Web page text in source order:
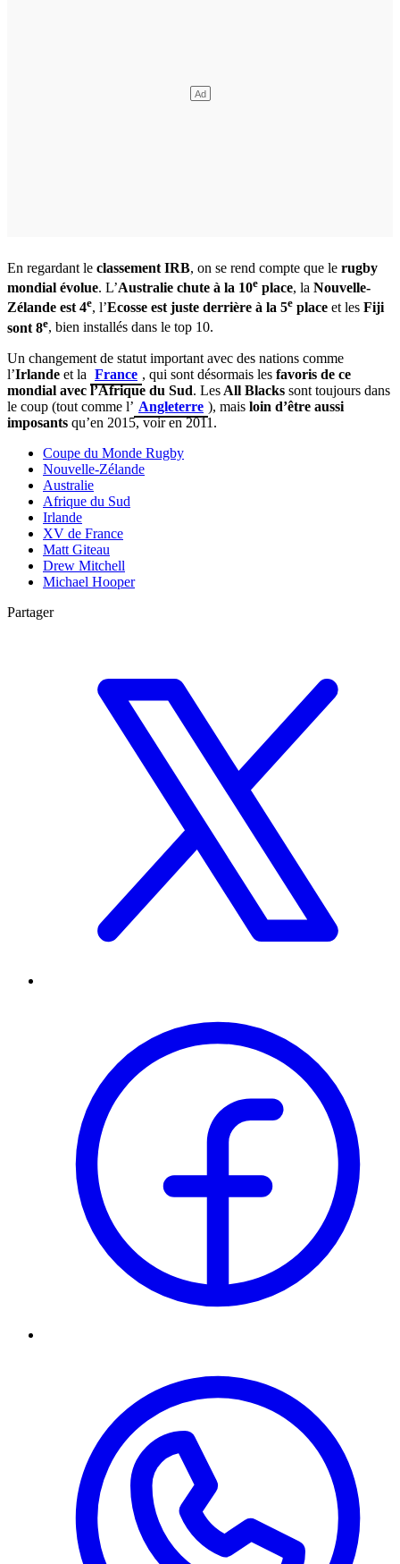
En regardant le classement IRB, on se rend compte que le rugby
mondial évolue. L’Australie chute à la 10e place, la Nouvelle-
Zélande est 4e, l’Ecosse est juste derrière à la 5e place et les Fiji
sont 8e, bien installés dans le top 10.
Un changement de statut important avec des nations comme
l’Irlande et la France , qui sont désormais les favoris de ce
mondial avec l’Afrique du Sud. Les All Blacks sont toujours dans
le coup (tout comme l’ Angleterre ), mais loin d’être aussi
imposants qu’en 2015, voir en 2011.
Coupe du Monde Rugby
Nouvelle-Zélande
Australie
Afrique du Sud
Irlande
XV de France
Matt Giteau
Drew Mitchell
Michael Hooper
Partager